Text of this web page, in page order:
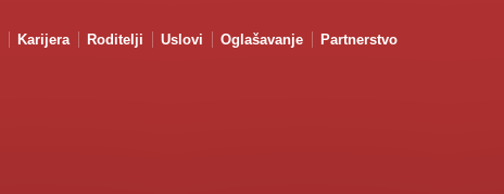
Karijera Roditelji Uslovi Oglašavanje Partnerstvo